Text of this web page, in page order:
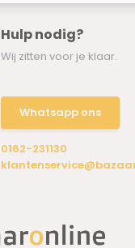
Hulp nodig?
Wij zitten voor je klaar.
Whatsapp ons
0162-231130